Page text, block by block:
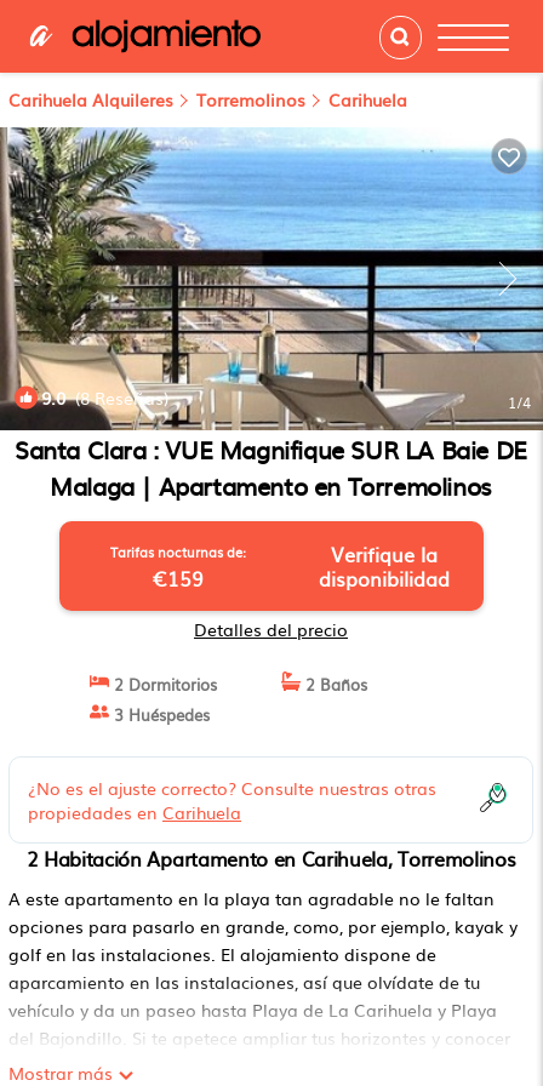
Carihuela Alquileres Torremolinos Carihuela
9.0(8 Reseñas) 1/4
Santa Clara : VUE Magnifique SUR LA Baie DE
Malaga | Apartamento en Torremolinos
Tarifas nocturnas de:
€159
Verifique la
disponibilidad
Detalles del precio
2 Dormitorios
2 Baños
3 Huéspedes
¿No es el ajuste correcto? Consulte nuestras otras
propiedades en Carihuela
2 Habitación Apartamento en Carihuela, Torremolinos
A este apartamento en la playa tan agradable no le faltan
opciones para pasarlo en grande, como, por ejemplo, kayak y
golf en las instalaciones. El alojamiento dispone de
aparcamiento en las instalaciones, así que olvídate de tu
vehículo y da un paseo hasta Playa de La Carihuela y Playa
del Bajondillo. Si te apetece ampliar tus horizontes y conocer
lugares cercanos, estarás a 11 min a pie de la Estación de
Mostrar más